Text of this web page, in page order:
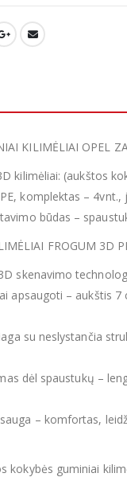
KILIMĖLIAI OPEL
kilimėliai: (aukštos
komplektas – 4vnt.,
būdas –
FROGUM 3D
skenavimo
apsaugoti – aukštis 7
su neslystančia
dėl spaustukų –
– komfortas,
kokybės guminiai